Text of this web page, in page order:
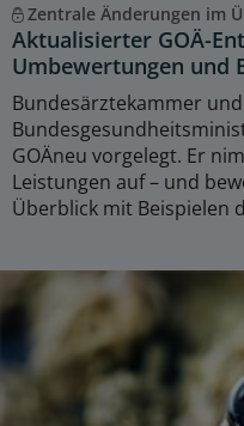
Zentrale Änderungen im
Aktualisierter GOÄ-
Umbewertungen und
Bundesärztekammer
GOÄneu vorgelegt. Er
Leistungen auf – und
Überblick mit Beispielen